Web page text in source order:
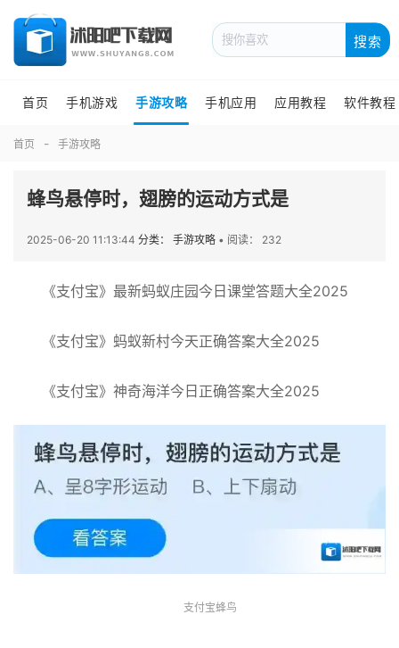
搜索
首页 手机游戏 手游攻略 手机应用 应用教程 软件教程
首页 手游攻略
蜂鸟悬停时，翅膀的运动方式是
2025-06-20 11:13:44 分类： 手游攻略 • 阅读： 232
《支付宝》最新蚂蚁庄园今日课堂答题大全2025
《支付宝》蚂蚁新村今天正确答案大全2025
《支付宝》神奇海洋今日正确答案大全2025
支付宝蜂鸟